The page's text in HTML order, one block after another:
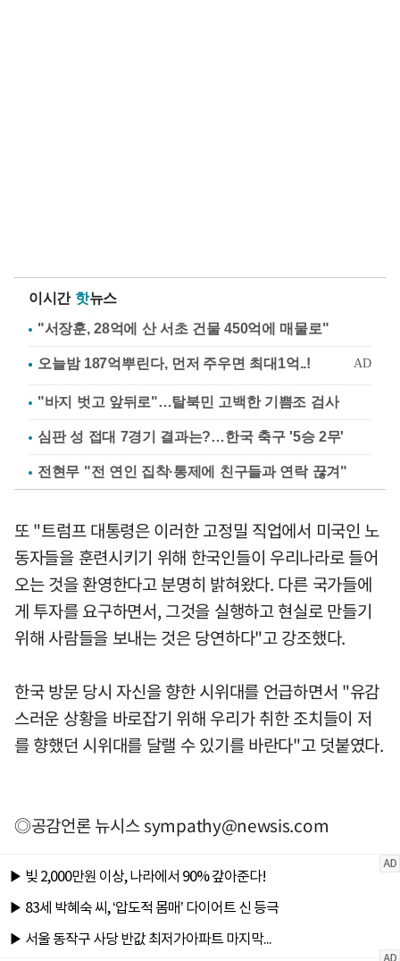
이시간 핫뉴스
"서장훈, 28억에 산 서초 건물 450억에 매물로"
"바지 벗고 앞뒤로"…탈북민 고백한 기쁨조 검사
심판 성 접대 7경기 결과는?…한국 축구 '5승 2무'
전현무 "전 연인 집착·통제에 친구들과 연락 끊겨"
또 "트럼프 대통령은 이러한 고정밀 직업에서 미국인 노
동자들을 훈련시키기 위해 한국인들이 우리나라로 들어
오는 것을 환영한다고 분명히 밝혀왔다. 다른 국가들에
게 투자를 요구하면서, 그것을 실행하고 현실로 만들기
위해 사람들을 보내는 것은 당연하다"고 강조했다.
한국 방문 당시 자신을 향한 시위대를 언급하면서 "유감
스러운 상황을 바로잡기 위해 우리가 취한 조치들이 저
를 향했던 시위대를 달랠 수 있기를 바란다"고 덧붙였다.
◎공감언론 뉴시스sympathy@newsis.com